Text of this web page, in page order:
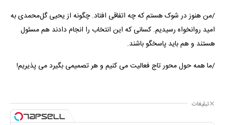
/من هنوز در شوک هستم که چه اتفاقی افتاد. چگونه از یحیی گل‌محمدی به
امید روانخواه رسیدیم. کسانی که این انتخاب را انجام دادند هم مسئول
هستند و هم باید پاسخگو باشند.
/ما همه حول محور تاج فعالیت می کنیم و هر تصمیمی بگیرد می پذیریم!
تبلیغات